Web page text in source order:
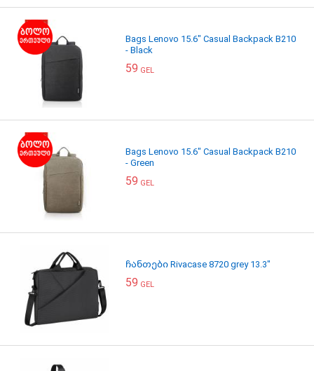
Bags Lenovo 15.6" Casual Backpack B210
- Black
59 GEL
Bags Lenovo 15.6" Casual Backpack B210
- Green
59 GEL
ჩანთები Rivacase 8720 grey 13.3"
59 GEL